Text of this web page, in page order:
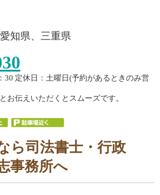
知県、三重県
30 定休日：土曜日(予約があるときのみ営
お伝えいただくとスムーズです。
ら司法書士・行政
事務所へ